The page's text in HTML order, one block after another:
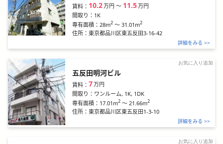
賃料： 10.2万円〜 11.5万円
間取り： 1K
専有面積：28m2 ～ 31.01m2
住所：東京都品川区東五反田3-16-42
詳細をみる >>
お気に入り追加
五反田明河ビル
賃料：7万円
間取り： ワンルーム, 1K, 1DK
専有面積： 17.01m2 ～ 21.66m2
住所：東京都品川区東五反田1-3-10
詳細をみる >>
お気に入り追加